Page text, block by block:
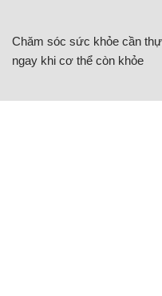
Chăm sóc sức khỏe cần
ngay khi cơ thể còn khỏe